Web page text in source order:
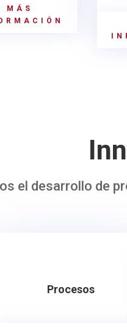
MÁS
el desarrollo de
Procesos